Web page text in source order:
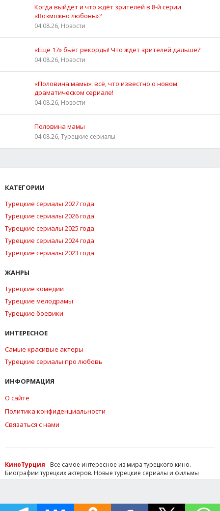
Когда выйдет и что ждёт зрителей в 8-й серии
«Возможно любовь»?
04.08.26, Новости
«Ещё 17» бьёт рекорды! Что ждёт зрителей дальше?
04.08.26, Новости
«Половина мамы»: всё, что известно о новом
драматическом сериале!
04.08.26, Новости
Половина мамы
04.08.26, Турецкие сериалы
КАТЕГОРИИ
Турецкие сериалы 2027 года
Турецкие сериалы 2026 года
Турецкие сериалы 2025 года
Турецкие сериалы 2024 года
Турецкие сериалы 2023 года
ЖАНРЫ
Турецкие комедии
Турецкие мелодрамы
Турецкие боевики
ИНТЕРЕСНОЕ
Самые красивые актеры
Турецкие сериалы про любовь
ИНФОРМАЦИЯ
О сайте
Политика конфиденциальности
Связаться с нами
КиноТурция - Все самое интересное из мира турецкого кино.
Биографии турецких актеров. Новые турецкие сериалы и фильмы